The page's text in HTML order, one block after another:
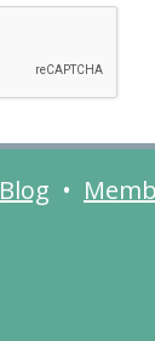
Blog •